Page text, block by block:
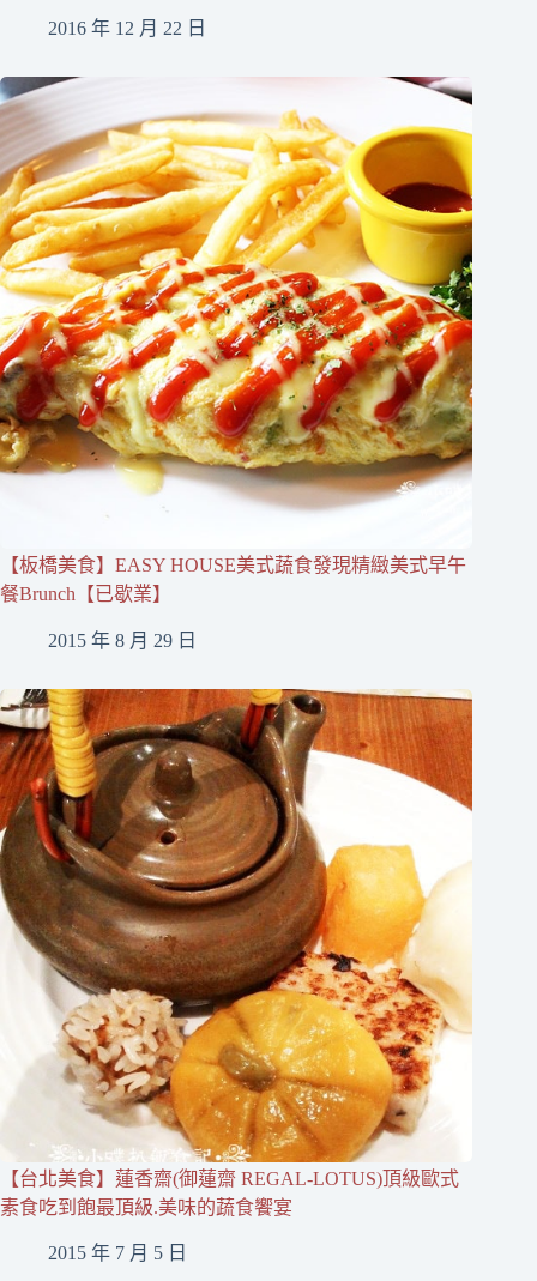
2016 年 12 月 22 日
【板橋美食】EASY HOUSE美式蔬食發現精緻美式早午
餐Brunch【已歇業】
2015 年 8 月 29 日
【台北美食】蓮香齋(御蓮齋 REGAL-LOTUS)頂級歐式
素食吃到飽最頂級.美味的蔬食饗宴
2015 年 7 月 5 日